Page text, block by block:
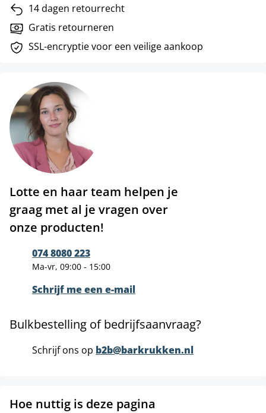
14 dagen retourrecht
Gratis retourneren
SSL-encryptie voor een veilige aankoop
Lotte en haar team helpen je
graag met al je vragen over
onze producten!
074 8080 223
Ma-vr, 09:00 - 15:00
Schrijf me een e-mail
Bulkbestelling of bedrijfsaanvraag?
Schrijf ons op b2b@barkrukken.nl
Hoe nuttig is deze pagina